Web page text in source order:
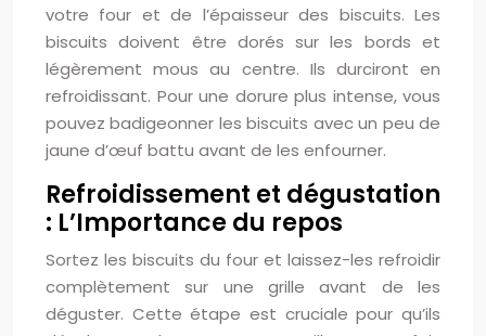
votre four et de l’épaisseur des biscuits. Les
biscuits doivent être dorés sur les bords et
légèrement mous au centre. Ils durciront en
refroidissant. Pour une dorure plus intense, vous
pouvez badigeonner les biscuits avec un peu de
jaune d’œuf battu avant de les enfourner.
Refroidissement et dégustation
: L’Importance du repos
Sortez les biscuits du four et laissez-les refroidir
complètement sur une grille avant de les
déguster. Cette étape est cruciale pour qu’ils